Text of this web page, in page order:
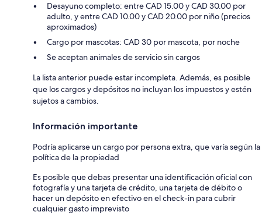
Desayuno completo: entre CAD 15.00 y CAD 30.00 por
adulto, y entre CAD 10.00 y CAD 20.00 por niño (precios
aproximados)
Cargo por mascotas: CAD 30 por mascota, por noche
Se aceptan animales de servicio sin cargos
La lista anterior puede estar incompleta. Además, es posible
que los cargos y depósitos no incluyan los impuestos y estén
sujetos a cambios.
Información importante
Podría aplicarse un cargo por persona extra, que varía según la
política de la propiedad
Es posible que debas presentar una identificación oficial con
fotografía y una tarjeta de crédito, una tarjeta de débito o
hacer un depósito en efectivo en el check-in para cubrir
cualquier gasto imprevisto